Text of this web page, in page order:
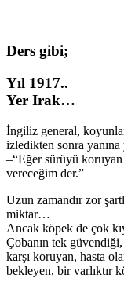
Ders gibi;
Yıl 1917..
Yer Irak…
İngiliz general,
izledikten sonra yanına
–“Eğer sürüyü
vereceğim der.”
Uzun zamandır zor
miktar…
Ancak köpek de çok
Çobanın tek
karşı koruyan, hasta
bekleyen, bir varlıktır